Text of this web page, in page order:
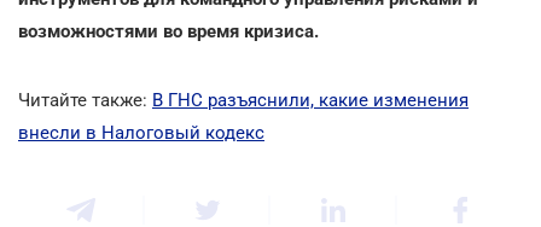
возможностями во время кризиса.
Читайте также: В ГНС разъяснили, какие изменения
внесли в Налоговый кодекс